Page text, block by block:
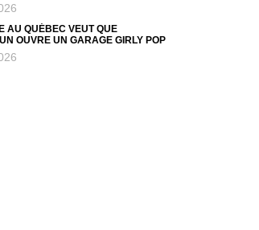
AU QUÉBEC VEUT QUE
OUVRE UN GARAGE GIRLY POP